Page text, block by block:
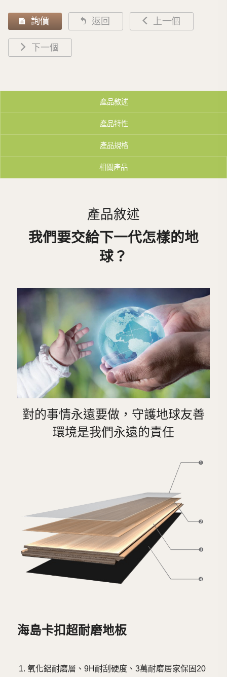
詢價 返回 上一個
下一個
產品敘述
產品特性
產品規格
相關產品
產品敘述
我們要交給下一代怎樣的地
球？
對的事情永遠要做，守護地球友善
環境是我們永遠的責任
海島卡扣超耐磨地板
氧化鋁耐磨層、9H耐刮硬度、3萬耐磨居家保固20